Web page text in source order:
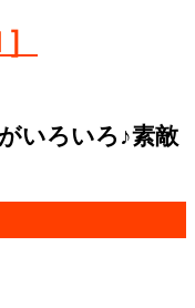
いろいろ♪素敵